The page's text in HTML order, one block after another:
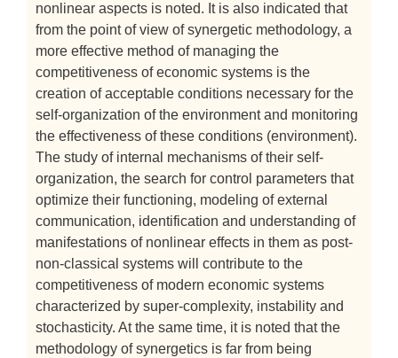
nonlinear aspects is noted. It is also indicated that
from the point of view of synergetic methodology, a
more effective method of managing the
competitiveness of economic systems is the
creation of acceptable conditions necessary for the
self-organization of the environment and monitoring
the effectiveness of these conditions (environment).
The study of internal mechanisms of their self-
organization, the search for control parameters that
optimize their functioning, modeling of external
communication, identification and understanding of
manifestations of nonlinear effects in them as post-
non-classical systems will contribute to the
competitiveness of modern economic systems
characterized by super-complexity, instability and
stochasticity. At the same time, it is noted that the
methodology of synergetics is far from being